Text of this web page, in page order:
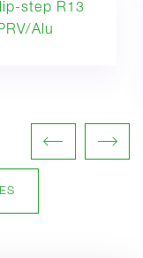
step R13
Alu